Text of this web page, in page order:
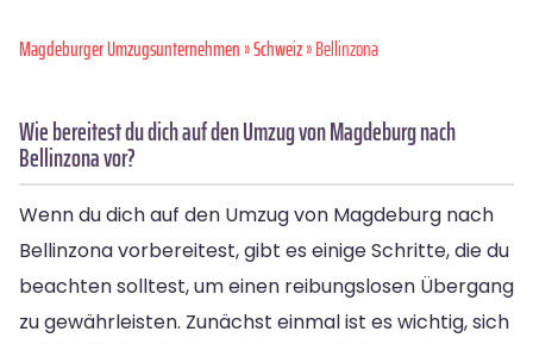
Magdeburger Umzugsunternehmen»Schweiz» Bellinzona
Wie bereitest du dich auf den Umzug von Magdeburg nach
Bellinzona vor?
Wenn du dich auf den Umzug von Magdeburg nach
Bellinzona vorbereitest, gibt es einige Schritte, die du
beachten solltest, um einen reibungslosen Übergang
zu gewährleisten. Zunächst einmal ist es wichtig, sich